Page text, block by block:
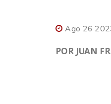
Ago 26
POR JUAN